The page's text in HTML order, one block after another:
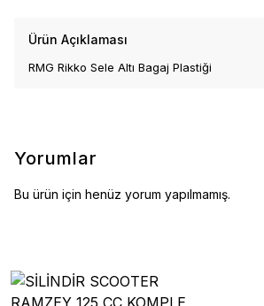
Ürün Açıklaması
RMG Rikko Sele Altı Bagaj Plastiği
Yorumlar
Bu ürün için henüz yorum yapılmamış.